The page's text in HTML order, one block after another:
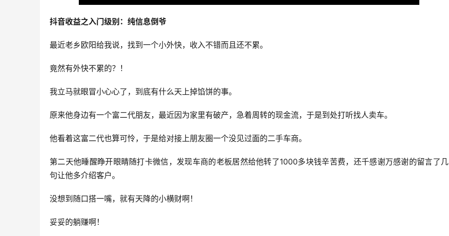
抖音收益之入门级别：纯信息倒爷
最近老乡欧阳给我说，找到一个小外快，收入不错而且还不累。
竟然有外快不累的？！
我立马就眼冒小心心了，到底有什么天上掉馅饼的事。
原来他身边有一个富二代朋友，最近因为家里有破产，急着周转的现金流，于是到处打听找人卖车。
他看着这富二代也算可怜，于是给对接上朋友圈一个没见过面的二手车商。
第二天他睡醒睁开眼睛随打卡微信，发现车商的老板居然给他转了1000多块钱辛苦费，还千感谢万感谢的留言了几
句让他多介绍客户。
没想到随口搭一嘴，就有天降的小横财啊！
妥妥的躺赚啊！